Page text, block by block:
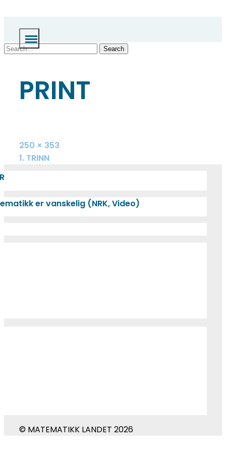
content
Search
PRINT
Full
size
250 × 353
INNLEGGSNAVIGASJON
1. TRINN
er vanskelig (NRK, Video)
© MATEMATIKK LANDET 2026